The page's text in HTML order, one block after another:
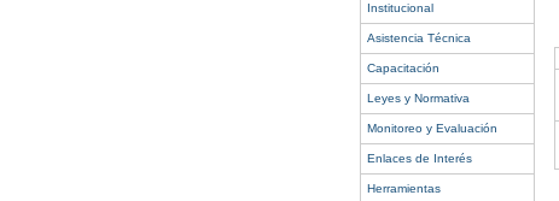
Institucional
Asistencia Técnica
Capacitación
Leyes y Normativa
Monitoreo y Evaluación
Enlaces de Interés
Herramientas